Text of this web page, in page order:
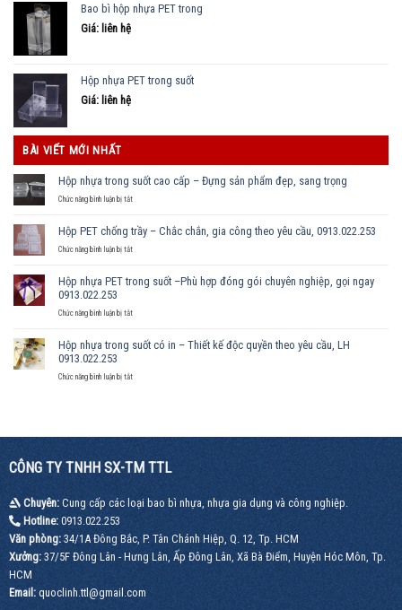
Bao bì hộp nhựa PET trong
Giá: liên hệ
Hộp nhựa PET trong suốt
Giá: liên hệ
BÀI VIẾT MỚI NHẤT
Hộp nhựa trong suốt cao cấp – Đựng sản phẩm đẹp, sang trọng
Chức năng bình luận bị tắtở
trong
suốt
–
sản
sang
Hộp PET chống trầy – Chắc chắn, gia công theo yêu cầu, 0913.022.253
Chức năng bình luận bị tắtở
chống
–
gia
theo
Hộp nhựa PET trong suốt –Phù hợp đóng gói chuyên nghiệp, gọi ngay
0913.022.253
Chức năng bình luận bị tắtở
PET
suốt
gói
nghiệp,
gọi
ngay
0913.022.253
Hộp nhựa trong suốt có in – Thiết kế độc quyền theo yêu cầu, LH
0913.022.253
Chức năng bình luận bị tắtở
có
–
độc
yêu
CÔNG TY TNHH SX-TM TTL
Chuyên: Cung cấp các loại bao bì nhựa, nhựa gia dụng và công nghiệp.
Hotline: 0913.022.253
Văn phòng: 34/1A Đông Bắc, P. Tân Chánh Hiệp, Q. 12, Tp. HCM
Xưởng: 37/5F Đông Lân - Hưng Lân, Ấp Đông Lân, Xã Bà Điểm, Huyện Hóc Môn, Tp.
HCM
Email:quoclinh.ttl@gmail.com